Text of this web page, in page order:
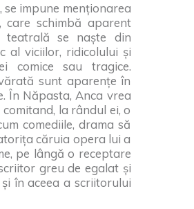
impune menționarea
care schimbă aparent
teatrală se naște din
al viciilor, ridicolului și
comice sau tragice.
sunt aparențe în
În Năpasta, Anca vrea
la rândul ei, o
comediile, drama să
căruia opera lui a
pe lângă o receptare
greu de egalat și
în aceea a scriitorului